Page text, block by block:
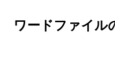
ワードファイル